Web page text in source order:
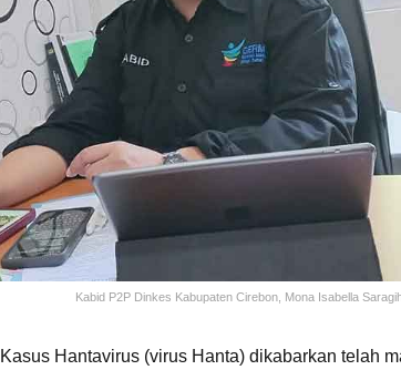
Kabid P2P Dinkes Kabupaten Cirebon, Mona Isabella
Kasus Hantavirus (virus Hanta) dikabarkan telah